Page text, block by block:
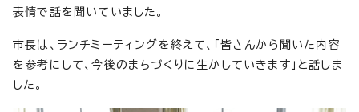
表情で話を聞いていました。
市長は、ランチミーティングを終えて、「皆さんから聞いた内容
を参考にして、今後のまちづくりに生かしていきます」と話しま
した。